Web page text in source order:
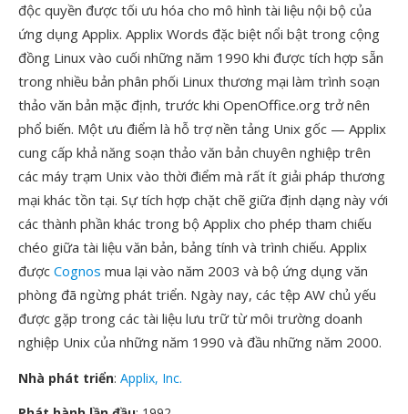
độc quyền được tối ưu hóa cho mô hình tài liệu nội bộ của
ứng dụng Applix. Applix Words đặc biệt nổi bật trong cộng
đồng Linux vào cuối những năm 1990 khi được tích hợp sẵn
trong nhiều bản phân phối Linux thương mại làm trình soạn
thảo văn bản mặc định, trước khi OpenOffice.org trở nên
phổ biến. Một ưu điểm là hỗ trợ nền tảng Unix gốc — Applix
cung cấp khả năng soạn thảo văn bản chuyên nghiệp trên
các máy trạm Unix vào thời điểm mà rất ít giải pháp thương
mại khác tồn tại. Sự tích hợp chặt chẽ giữa định dạng này với
các thành phần khác trong bộ Applix cho phép tham chiếu
chéo giữa tài liệu văn bản, bảng tính và trình chiếu. Applix
được Cognos mua lại vào năm 2003 và bộ ứng dụng văn
phòng đã ngừng phát triển. Ngày nay, các tệp AW chủ yếu
được gặp trong các tài liệu lưu trữ từ môi trường doanh
nghiệp Unix của những năm 1990 và đầu những năm 2000.
Nhà phát triển: Applix, Inc.